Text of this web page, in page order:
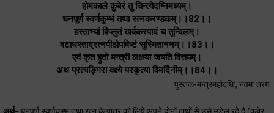
होमकाले कुबेरं तु चिन्त्येदग्निमध्यम्।
धनपूर्ण स्वर्णकुम्भं तथा रत्नकरण्डकम्।।82।।
हस्ताभ्यां विप्लुतं खर्वकरपादं च तुन्दिलम्।
वटाधस्ताद्रत्नपीठोपविष्टं सुस्मिताननम्।।83।।
एवं कृत हुतो मन्त्री लक्ष्म्या जयति वित्तपम्।
अथ प्रत्यङ्गिरा वक्ष्ये परकृत्या विमर्दिनीम्।।84।।
पुस्तक-मन्त्रमहोदधि:, नवम: तरंग: